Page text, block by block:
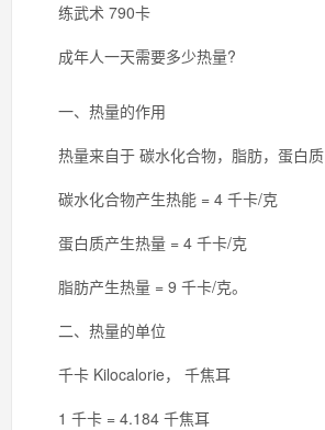
练武术 790卡
成年人一天需要多少热量?
一、热量的作用
热量来自于 碳水化合物，脂肪，蛋白质
碳水化合物产生热能 = 4 千卡/克
蛋白质产生热量 = 4 千卡/克
脂肪产生热量 = 9 千卡/克。
二、热量的单位
千卡 Kilocalorie， 千焦耳
1 千卡 = 4.184 千焦耳